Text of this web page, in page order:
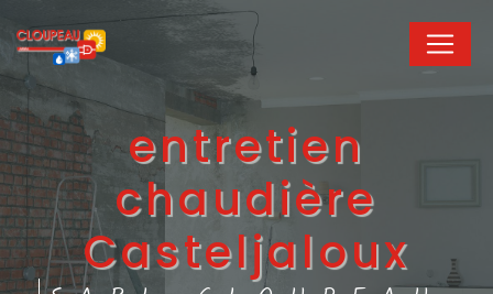
entretien
chaudière
Casteljaloux
Panneau de gestion des cookies